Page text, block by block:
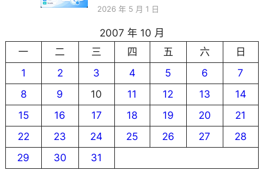
2026 年 5 月 1 日
2007 年 10 月
一
二 三 四 五 六
日
1
2 3 4 5 6
7
8
9 10 11 12 13
14
15
16 17 18 19 20
21
22
23 24 25 26 27
28
29
30
31